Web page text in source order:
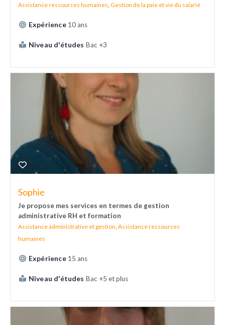
Assistance ressources humaines Gestion de la paie et vie du salarié
Expérience 10 ans
Niveau d'études Bac +3
Sophie
Je propose mes services en termes de gestion
administrative RH et formation
Assistance administrative et gestion Assistance ressources
humaines
Expérience 15 ans
Niveau d'études Bac +5 et plus